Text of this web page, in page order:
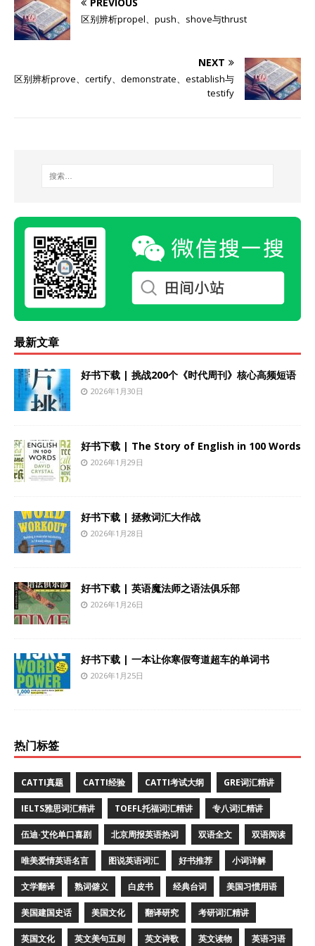
区别辨析propel、push、shove与thrust
NEXT
区别辨析prove、certify、demonstrate、establish与
testify
最新文章
好书下载 | 挑战200个《时代周刊》核心高频短语
2026年1月30日
好书下载 | The Story of English in 100 Words
2026年1月29日
好书下载 | 拯救词汇大作战
2026年1月28日
好书下载 | 英语魔法师之语法俱乐部
2026年1月26日
好书下载 | 一本让你寒假弯道超车的单词书
2026年1月25日
热门标签
CATTI真题 CATTI经验 CATTI考试大纲 GRE词汇精讲
IELTS雅思词汇精讲 TOEFL托福词汇精讲 专八词汇精讲
伍迪·艾伦单口喜剧 北京周报英语热词 双语全文 双语阅读
唯美爱情英语名言 图说英语词汇 好书推荐 小词详解
文学翻译 熟词僻义 白皮书 经典台词 美国习惯用语
美国建国史话 美国文化 翻译研究 考研词汇精讲
英国文化 英文美句五则 英文诗歌 英文读物 英语习语